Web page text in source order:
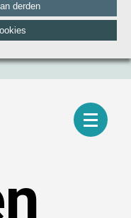
derden